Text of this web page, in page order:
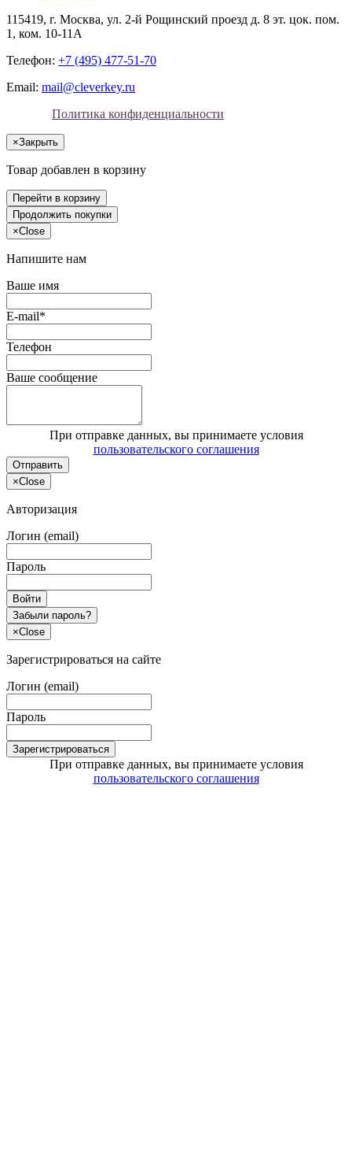
115419, г. Москва, ул. 2-й Рощинский проезд д. 8 эт. цок. пом.
1, ком. 10-11А
Телефон: +7 (495) 477-51-70
Email: mail@cleverkey.ru
Политика конфиденциальности
×Закрыть
Товар добавлен в корзину
Перейти в корзину
Продолжить покупки
×Close
Напишите нам
Ваше имя
E-mail*
Телефон
Ваше сообщение
При отправке данных, вы принимаете условия
пользовательского соглашения
Отправить
×Close
Авторизация
Логин (email)
Пароль
Войти
Забыли пароль?
×Close
Зарегистрироваться на сайте
Логин (email)
Пароль
Зарегистрироваться
При отправке данных, вы принимаете условия
пользовательского соглашения